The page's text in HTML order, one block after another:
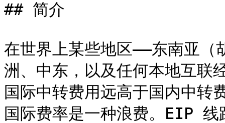
## 简介
在世界上某些地区——东南亚（
洲、中东，以及任何本地互联
国际中转费用远高于国内中
国际费率是一种浪费。EIP